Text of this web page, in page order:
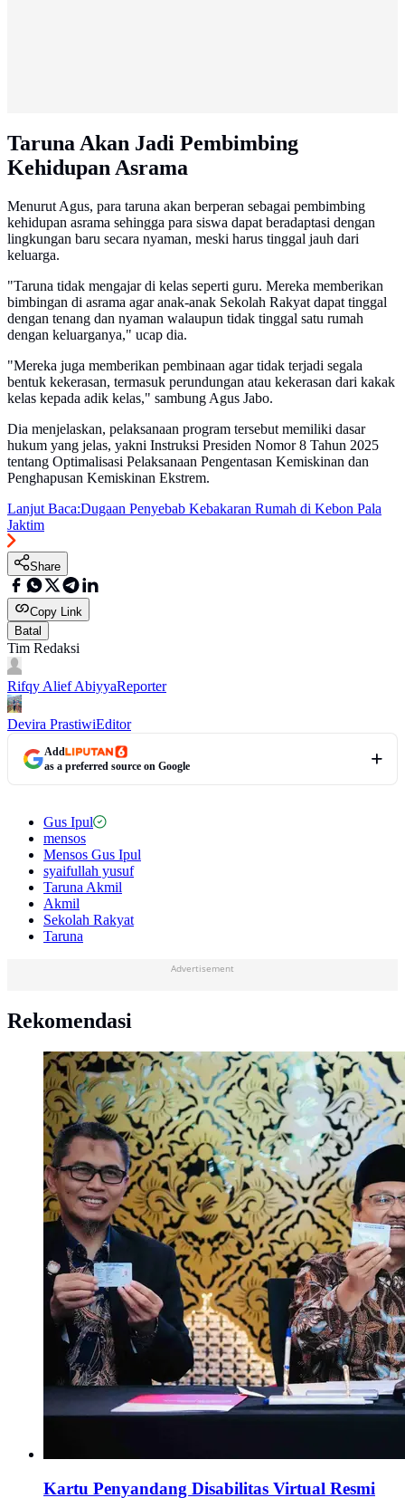
Taruna Akan Jadi Pembimbing
Kehidupan Asrama
Menurut Agus, para taruna akan berperan sebagai pembimbing
kehidupan asrama sehingga para siswa dapat beradaptasi dengan
lingkungan baru secara nyaman, meski harus tinggal jauh dari
keluarga.
"Taruna tidak mengajar di kelas seperti guru. Mereka memberikan
bimbingan di asrama agar anak-anak Sekolah Rakyat dapat tinggal
dengan tenang dan nyaman walaupun tidak tinggal satu rumah
dengan keluarganya," ucap dia.
"Mereka juga memberikan pembinaan agar tidak terjadi segala
bentuk kekerasan, termasuk perundungan atau kekerasan dari kakak
kelas kepada adik kelas," sambung Agus Jabo.
Dia menjelaskan, pelaksanaan program tersebut memiliki dasar
hukum yang jelas, yakni Instruksi Presiden Nomor 8 Tahun 2025
tentang Optimalisasi Pelaksanaan Pengentasan Kemiskinan dan
Penghapusan Kemiskinan Ekstrem.
Lanjut Baca:Dugaan Penyebab Kebakaran Rumah di Kebon Pala
Jaktim
Share
Copy Link
Batal
Tim Redaksi
Rifqy Alief AbiyyaReporter
Devira PrastiwiEditor
Add
as a preferred source on Google
Gus Ipul
mensos
Mensos Gus Ipul
syaifullah yusuf
Taruna Akmil
Akmil
Sekolah Rakyat
Taruna
Advertisement
Rekomendasi
Kartu Penyandang Disabilitas Virtual Resmi